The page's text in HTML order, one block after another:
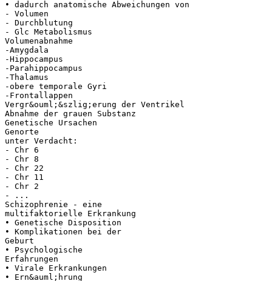
• dadurch anatomische Abweichungen von
- Volumen
- Durchblutung
- Glc Metabolismus
Volumenabnahme
-Amygdala
-Hippocampus
-Parahippocampus
-Thalamus
-obere temporale Gyri
-Frontallappen
Vergr&ouml;&szlig;erung der Ventrikel
Abnahme der grauen Substanz
Genetische Ursachen
Genorte
unter Verdacht:
- Chr 6
- Chr 8
- Chr 22
- Chr 11
- Chr 2
- ...
Schizophrenie - eine
multifaktorielle Erkrankung
• Genetische Disposition
• Komplikationen bei der
Geburt
• Psychologische
Erfahrungen
• Virale Erkrankungen
• Ern&auml;hrung